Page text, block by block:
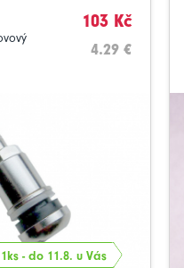
103 Kč
4.29 €
- do 11.8. u Vás